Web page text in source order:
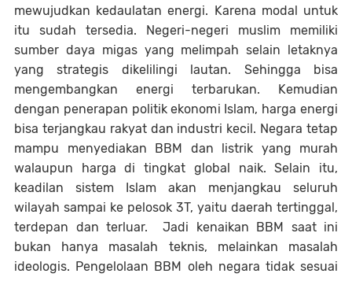
mewujudkan kedaulatan energi. Karena modal untuk
itu sudah tersedia. Negeri-negeri muslim memiliki
sumber daya migas yang melimpah selain letaknya
yang strategis dikelilingi lautan. Sehingga bisa
mengembangkan energi terbarukan. Kemudian
dengan penerapan politik ekonomi Islam, harga energi
bisa terjangkau rakyat dan industri kecil. Negara tetap
mampu menyediakan BBM dan listrik yang murah
walaupun harga di tingkat global naik. Selain itu,
keadilan sistem Islam akan menjangkau seluruh
wilayah sampai ke pelosok 3T, yaitu daerah tertinggal,
terdepan dan terluar. Jadi kenaikan BBM saat ini
bukan hanya masalah teknis, melainkan masalah
ideologis. Pengelolaan BBM oleh negara tidak sesuai